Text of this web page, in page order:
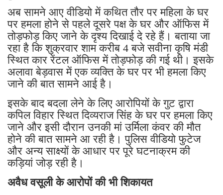
अब सामने आए वीडियो में कथित तौर पर महिला के घर
पर हमला होने से पहले दूसरे पक्ष के घर और ऑफिस में
तोड़फोड़ किए जाने के दृश्य दिखाई दे रहे हैं। बताया जा
रहा है कि शुक्रवार शाम करीब 4 बजे सवीना कृषि मंडी
स्थित कार रेंटल ऑफिस में तोड़फोड़ की गई थी। इसके
अलावा बेड़वास में एक व्यक्ति के घर पर भी हमला किए
जाने की बात सामने आई है।
इसके बाद बदला लेने के लिए आरोपियों के गुट द्वारा
कपिल विहार स्थित दिव्यराज सिंह के घर पर हमला किए
जाने और इसी दौरान उनकी मां उर्मिला कंवर की मौत
होने की बात सामने आ रही है। पुलिस वीडियो फुटेज
और अन्य साक्ष्यों के आधार पर पूरे घटनाक्रम की
कड़ियां जोड़ रही है।
अवैध वसूली के आरोपों की भी शिकायत